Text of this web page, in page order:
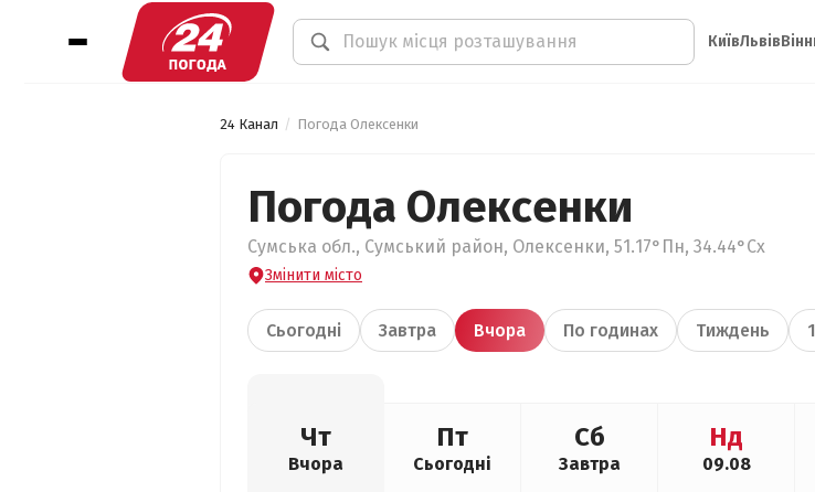
КиївЛьвів
24 Канал Погода Олексенки
Погода Олексенки
Сумська обл., Сумський район, Олексенки, 51.17°Пн, 34.44°Сх
Змінити місто
Сьогодні Завтра Вчора По годинах Тиждень
Чт
Вчора
Пт
Сьогодні
Сб
Завтра
Нд
09.08